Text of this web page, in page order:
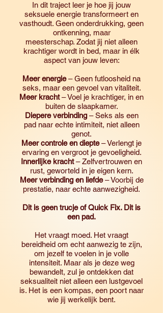
In dit traject leer je hoe jij jouw
seksuele energie transformeert en
vasthoudt. Geen onderdrukking, geen
ontkenning, maar
meesterschap. Zodat jij niet alleen
krachtiger wordt in bed, maar in élk
aspect van jouw leven:
Meer energie– Geen futloosheid na
seks, maar een gevoel van vitaliteit.
Meer kracht– Voel je krachtiger, in en
buiten de slaapkamer.
Diepere verbinding– Seks als een
pad naar echte intimiteit, niet alleen
genot.
Meer controle en diepte– Verlengt je
ervaring en vergroot je gevoeligheid.
Innerlijke kracht– Zelfvertrouwen en
rust, geworteld in je eigen kern.
Meer verbinding en liefde– Voorbij de
prestatie, naar echte aanwezigheid.
Dit is geen trucje of Quick Fix. Dit is
een pad.
Het vraagt moed. Het vraagt
bereidheid om echt aanwezig te zijn,
om jezelf te voelen in je volle
intensiteit. Maar als je deze weg
bewandelt, zul je ontdekken dat
seksualiteit niet alleen een lustgevoel
is. Het is een kompas, een poort naar
wie jij werkelijk bent.